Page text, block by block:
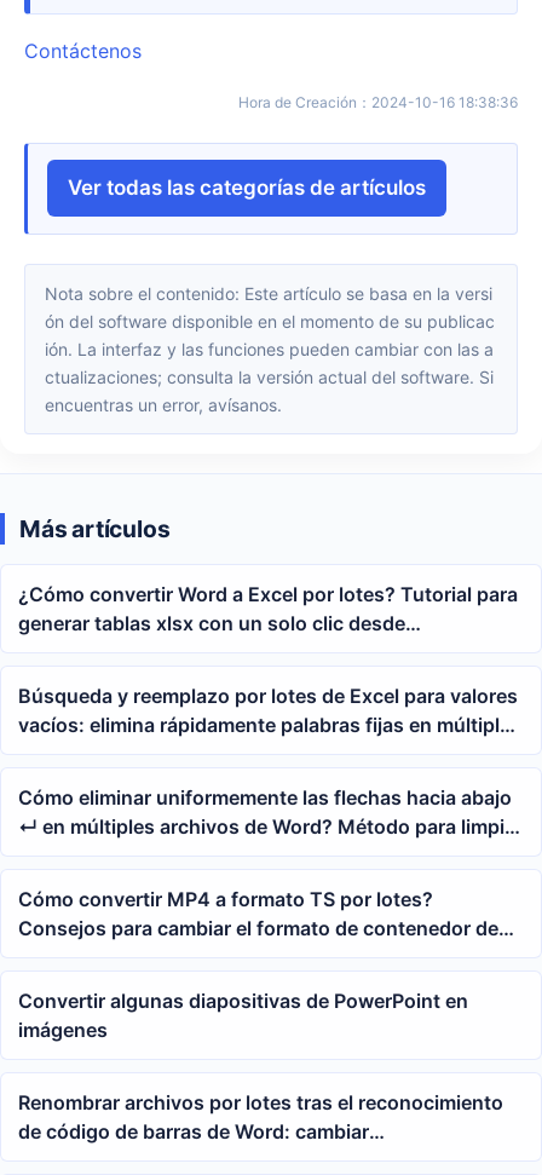
Contáctenos
Hora de Creación ： 2024-10-16 18:38:36
Ver todas las categorías de artículos
Nota sobre el contenido: Este artículo se basa en la versi
ón del software disponible en el momento de su publicac
ión. La interfaz y las funciones pueden cambiar con las a
ctualizaciones; consulta la versión actual del software. Si
encuentras un error, avísanos.
Más artículos
¿Cómo convertir Word a Excel por lotes? Tutorial para
generar tablas xlsx con un solo clic desde
documentos docx/doc
Búsqueda y reemplazo por lotes de Excel para valores
vacíos: elimina rápidamente palabras fijas en múltiples
tablas
Cómo eliminar uniformemente las flechas hacia abajo
↵ en múltiples archivos de Word? Método para limpiar
en lote los saltos de línea suaves
Cómo convertir MP4 a formato TS por lotes?
Consejos para cambiar el formato de contenedor de
video a flujo de transporte
Convertir algunas diapositivas de PowerPoint en
imágenes
Renombrar archivos por lotes tras el reconocimiento
de código de barras de Word: cambiar
automáticamente el nombre de archivo docx por el